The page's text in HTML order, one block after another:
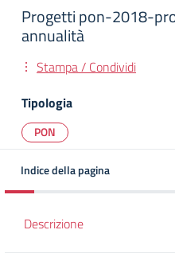
Progetti pon-2018-
annualità
Stampa / Condividi
Tipologia
PON
Indice della pagina
Descrizione